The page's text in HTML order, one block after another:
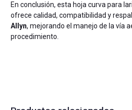
En conclusión, esta hoja curva para
ofrece calidad, compatibilidad y
Allyn, mejorando el manejo de la vía
procedimiento.